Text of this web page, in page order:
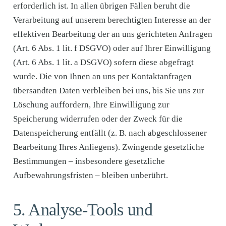
erforderlich ist. In allen übrigen Fällen beruht die
Verarbeitung auf unserem berechtigten Interesse an der
effektiven Bearbeitung der an uns gerichteten Anfragen
(Art. 6 Abs. 1 lit. f DSGVO) oder auf Ihrer Einwilligung
(Art. 6 Abs. 1 lit. a DSGVO) sofern diese abgefragt
wurde. Die von Ihnen an uns per Kontaktanfragen
übersandten Daten verbleiben bei uns, bis Sie uns zur
Löschung auffordern, Ihre Einwilligung zur
Speicherung widerrufen oder der Zweck für die
Datenspeicherung entfällt (z. B. nach abgeschlossener
Bearbeitung Ihres Anliegens). Zwingende gesetzliche
Bestimmungen – insbesondere gesetzliche
Aufbewahrungsfristen – bleiben unberührt.
5. Analyse-Tools und